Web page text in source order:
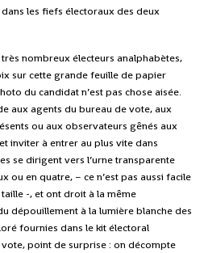
les fiefs électoraux des deux
nombreux électeurs analphabètes,
sur cette grande feuille de papier
du candidat n’est pas chose aisée.
aux agents du bureau de vote, aux
ou aux observateurs gênés aux
inviter à entrer au plus vite dans
se dirigent vers l’urne transparente
ou en quatre, – ce n’est pas aussi facile
-, et ont droit à la même
dépouillement à la lumière blanche des
fournies dans le kit électoral
point de surprise : on décompte